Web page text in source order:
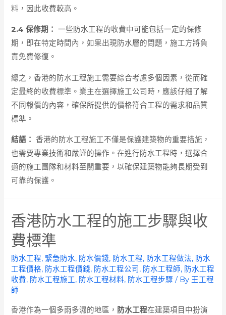
料，因此收費較高。
2.4 保修期： 一些防水工程的收費中可能包括一定的保修
期，即在特定時間內，如果出現防水層的問題，施工方將負
責免費修復。
總之，香港的防水工程施工需要綜合考慮多個因素，從而確
定最終的收費標準。業主在選擇施工公司時，應該仔細了解
不同報價的內容，確保所提供的價格符合工程的需求和品質
標準。
結語： 香港的防水工程施工不僅是保護建築物的重要措施，
也需要專業技術和嚴謹的操作。在進行防水工程時，選擇合
適的施工團隊和材料至關重要，以確保建築物能夠長期受到
可靠的保護。
香港防水工程的施工步驟與收
費標準
防水工程, 緊急防水, 防水價錢, 防水工程, 防水工程做法, 防水
工程價格, 防水工程價錢, 防水工程公司 , 防水工程師, 防水工程
收費, 防水工程施工, 防水工程材料, 防水工程步驟 / By 王工程
師
香港作為一個多雨多濕的地區， 防水工程在建築項目中扮演